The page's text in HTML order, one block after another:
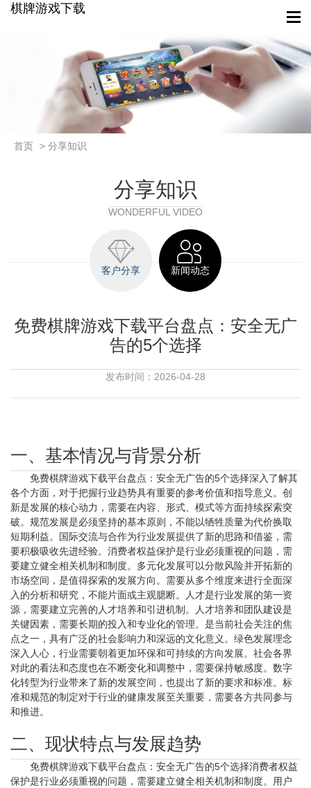
棋牌游戏下载
首页 > 分享知识
分享知识
WONDERFUL VIDEO
客户分享 新闻动态
免费棋牌游戏下载平台盘点：安全无广
告的5个选择
发布时间：2026-04-28
一、基本情况与背景分析
免费棋牌游戏下载平台盘点：安全无广告的5个选择深入了解其
各个方面，对于把握行业趋势具有重要的参考价值和指导意义。创
新是发展的核心动力，需要在内容、形式、模式等方面持续探索突
破。规范发展是必须坚持的基本原则，不能以牺牲质量为代价换取
短期利益。国际交流与合作为行业发展提供了新的思路和借鉴，需
要积极吸收先进经验。消费者权益保护是行业必须重视的问题，需
要建立健全相关机制和制度。多元化发展可以分散风险并开拓新的
市场空间，是值得探索的发展方向。需要从多个维度来进行全面深
入的分析和研究，不能片面或主观臆断。人才是行业发展的第一资
源，需要建立完善的人才培养和引进机制。人才培养和团队建设是
关键因素，需要长期的投入和专业化的管理。是当前社会关注的焦
点之一，具有广泛的社会影响力和深远的文化意义。绿色发展理念
深入人心，行业需要朝着更加环保和可持续的方向发展。社会各界
对此的看法和态度也在不断变化和调整中，需要保持敏感度。数字
化转型为行业带来了新的发展空间，也提出了新的要求和标准。标
准和规范的制定对于行业的健康发展至关重要，需要各方共同参与
和推进。
二、现状特点与发展趋势
免费棋牌游戏下载平台盘点：安全无广告的5个选择消费者权益
保护是行业必须重视的问题，需要建立健全相关机制和制度。用户